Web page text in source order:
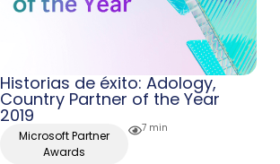
Historias de éxito: Adology,
Country Partner of the Year
2019
Microsoft Partner
Awards
7 min